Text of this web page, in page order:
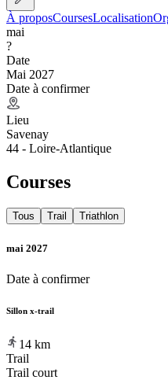
À proposCoursesLocalisation
mai
?
Date
Mai 2027
Date à confirmer
Lieu
Savenay
44 - Loire-Atlantique
Courses
Tous Trail Triathlon
mai 2027
Date à confirmer
Sillon x-trail
14 km
Trail
Trail court